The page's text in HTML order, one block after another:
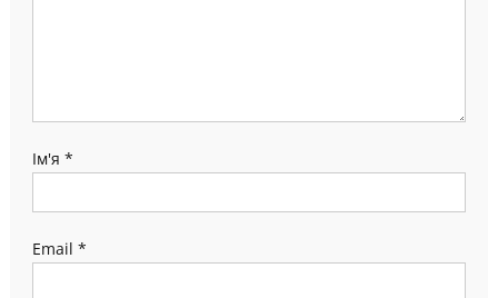
Ім'я *
Email *